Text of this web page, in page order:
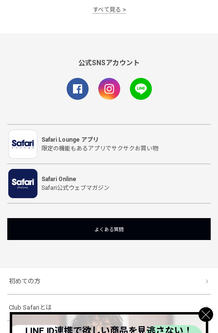
すべて見る
公式SNSアカウント
Safari Lounge アプリ
限定の機能もあるアプリでサクサクお買い物
Safari Online
Safari公式ウェブマガジン
よくある質問
初めての方
Club Safariとは